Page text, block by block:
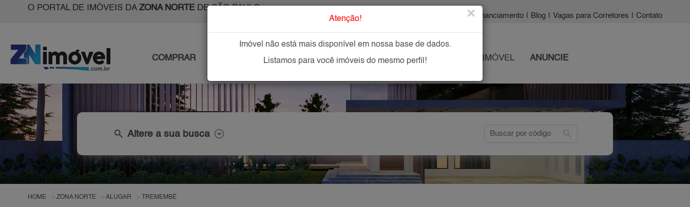
O PORTAL DE IMÓVEIS DA ZONA NORTEDE SÃO PAULO
| Financiamento Blog Vagas para Corretores Contato
COMPRAR IMÓVEIS NOVOS IMOBILIÁRIAS OFEREÇA SEU IMÓVEL ANUNCIE
search Altere a sua busca search
HOME ZONA NORTE ALUGAR TREMEMBÉ
Atenção! ×
Imóvel não está mais disponível em nossa base de dados.
Listamos para você imóveis do mesmo perfil!